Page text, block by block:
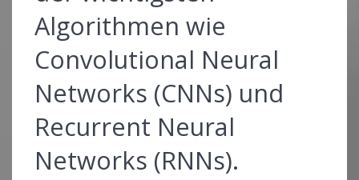
Algorithmen wie
Convolutional Neural
Networks (CNNs) und
Recurrent Neural
Networks (RNNs).